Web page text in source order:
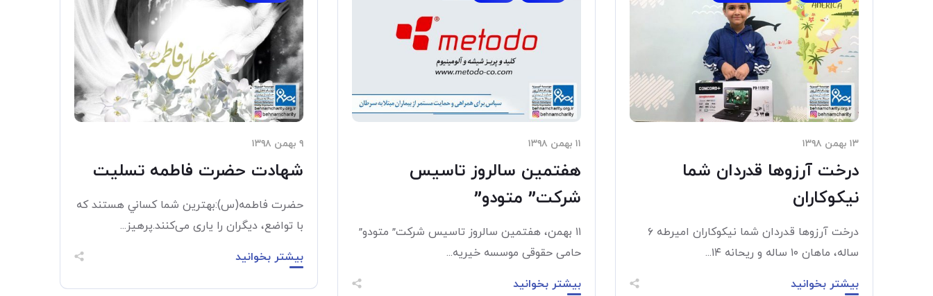
۱۳ بهمن ۱۳۹۸
درخت آرزوها قدردان شما
نیکوکاران
درخت آرزوها قدردان شما نیکوکاران امیرطه ۶
ساله، ماهان ۱۰ ساله و ریحانه ۱۴...
بیشتر بخوانید
۱۱ بهمن ۱۳۹۸
هفتمین سالروز تاسیس
شرکت” متودو”
۱۱ بهمن، هفتمین سالروز تاسیس شرکت” متودو”
حامی حقوقی موسسه خیریه...
بیشتر بخوانید
۹ بهمن ۱۳۹۸
شهادت حضرت فاطمه تسلیت
حضرت فاطمه(س):بهترين شما كساني هستند كه
با تواضع، ديگران را ياری می‌كنند.پرهيز...
بیشتر بخوانید